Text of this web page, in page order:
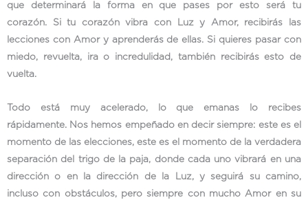
que determinará la forma en que pases por esto será tu
corazón. Si tu corazón vibra con Luz y Amor, recibirás las
lecciones con Amor y aprenderás de ellas. Si quieres pasar con
miedo, revuelta, ira o incredulidad, también recibirás esto de
vuelta.
Todo está muy acelerado, lo que emanas lo recibes
rápidamente. Nos hemos empeñado en decir siempre: este es el
momento de las elecciones, este es el momento de la verdadera
separación del trigo de la paja, donde cada uno vibrará en una
dirección o en la dirección de la Luz, y seguirá su camino,
incluso con obstáculos, pero siempre con mucho Amor en su